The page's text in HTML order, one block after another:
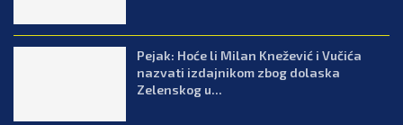
Pejak: Hoće li Milan Knežević i Vučića
nazvati izdajnikom zbog dolaska
Zelenskog u...